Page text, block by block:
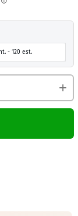
- 120 est.